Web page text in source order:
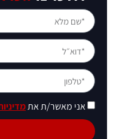
אני מאשר/ת את